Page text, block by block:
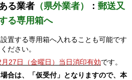
る業者 （県外業者） ： 郵送又
る専用箱へ
置する専用箱へ入れることも可能です
ださい。
27日（金曜日）当日消印有効です。
合は、「仮受付」となりますので、本